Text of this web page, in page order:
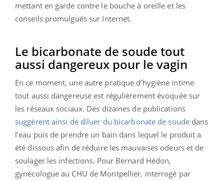
mettant en garde contre le bouche à oreille et les
conseils promulgués sur Internet.
Le bicarbonate de soude tout
aussi dangereux pour le vagin
En ce moment, une autre pratique d’hygiène intime
tout aussi dangereuse est régulièrement évoquée sur
les réseaux sociaux. Des dizaines de publications
suggèrent ainsi de diluer du bicarbonate de soudedans
l’eau puis de prendre un bain dans lequel le produit a
été dissous afin de réduire les mauvaises odeurs et de
soulager les infections. Pour Bernard Hédon,
gynécologue au CHU de Montpellier, interrogé par